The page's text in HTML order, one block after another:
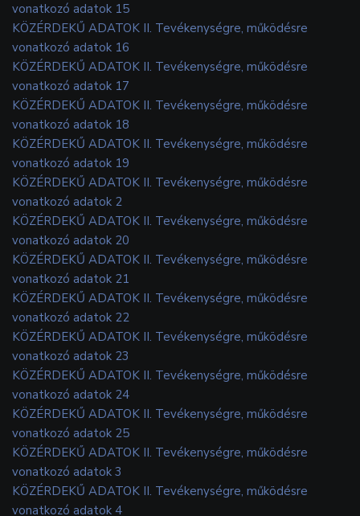
vonatkozó adatok 15
KÖZÉRDEKŰ ADATOK II. Tevékenységre, működésre
vonatkozó adatok 16
KÖZÉRDEKŰ ADATOK II. Tevékenységre, működésre
vonatkozó adatok 17
KÖZÉRDEKŰ ADATOK II. Tevékenységre, működésre
vonatkozó adatok 18
KÖZÉRDEKŰ ADATOK II. Tevékenységre, működésre
vonatkozó adatok 19
KÖZÉRDEKŰ ADATOK II. Tevékenységre, működésre
vonatkozó adatok 2
KÖZÉRDEKŰ ADATOK II. Tevékenységre, működésre
vonatkozó adatok 20
KÖZÉRDEKŰ ADATOK II. Tevékenységre, működésre
vonatkozó adatok 21
KÖZÉRDEKŰ ADATOK II. Tevékenységre, működésre
vonatkozó adatok 22
KÖZÉRDEKŰ ADATOK II. Tevékenységre, működésre
vonatkozó adatok 23
KÖZÉRDEKŰ ADATOK II. Tevékenységre, működésre
vonatkozó adatok 24
KÖZÉRDEKŰ ADATOK II. Tevékenységre, működésre
vonatkozó adatok 25
KÖZÉRDEKŰ ADATOK II. Tevékenységre, működésre
vonatkozó adatok 3
KÖZÉRDEKŰ ADATOK II. Tevékenységre, működésre
vonatkozó adatok 4